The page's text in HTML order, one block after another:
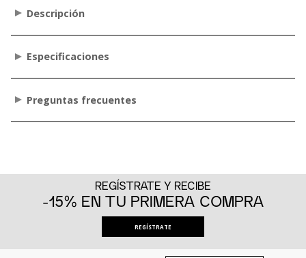
Descripción
Especificaciones
Preguntas frecuentes
REGÍSTRATE Y RECIBE
-15% EN TU PRIMERA COMPRA
REGÍSTRATE